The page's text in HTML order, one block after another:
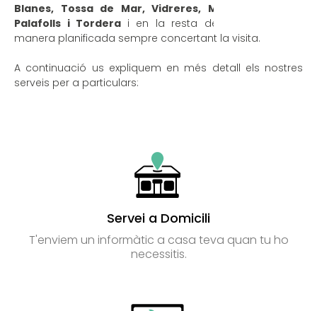
Blanes, Tossa de Mar, Vidreres, Malgrat de Mar,
Palafolls i Tordera i en la resta de poblacions de
manera planificada sempre concertant la visita.
A continuació us expliquem en més detall els nostres
serveis per a particulars:
Servei a Domicili
T'enviem un informàtic a casa teva quan tu ho
necessitis.